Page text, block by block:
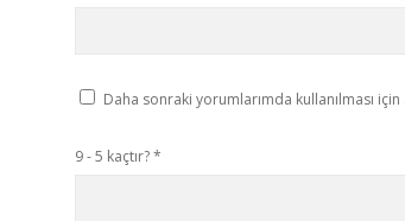
Daha sonraki yorumlarımda kullanılması
9 - 5 kaçtır?*